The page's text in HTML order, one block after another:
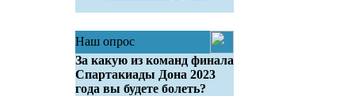
Наш опрос
За какую из команд финала
Спартакиады Дона 2023
года вы будете болеть?